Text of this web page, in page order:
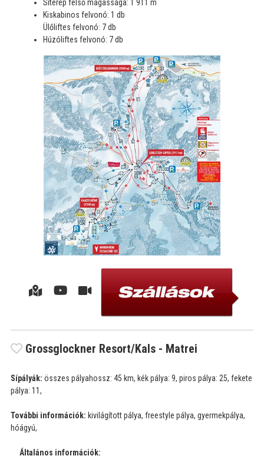
Síterep felső magassága: 1 911 m
Kiskabinos felvonó: 1 db
Ülőliftes felvonó: 7 db
Húzóliftes felvonó: 7 db
Grossglockner Resort/Kals - Matrei
Sípályák: összes pályahossz: 45 km, kék pálya: 9, piros pálya: 25, fekete
pálya: 11,
További információk: kivilágított pálya, freestyle pálya, gyermekpálya,
hóágyú,
Általános információk: